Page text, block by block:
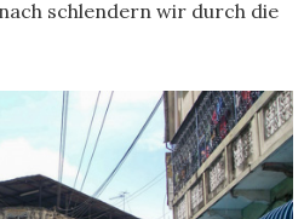
schlendern wir durch die